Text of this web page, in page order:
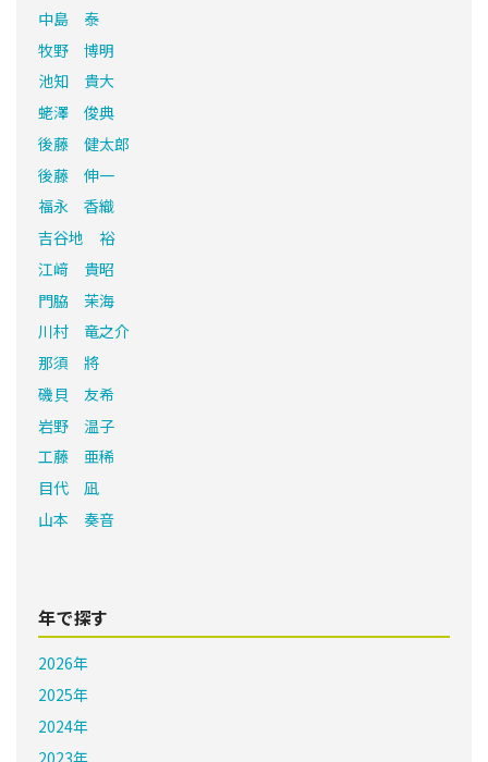
中島 泰
牧野 博明
池知 貴大
蛯澤 俊典
後藤 健太郎
後藤 伸一
福永 香織
吉谷地 裕
江﨑 貴昭
門脇 茉海
川村 竜之介
那須 將
磯貝 友希
岩野 温子
工藤 亜稀
目代 凪
山本 奏音
年で探す
2026年
2025年
2024年
2023年